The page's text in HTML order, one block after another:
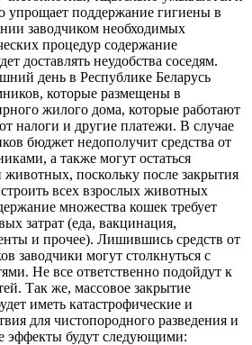
упрощает поддержание гигиены в
заводчиком необходимых
процедур содержание
доставлять неудобства соседям.
день в Республике Беларусь
которые размещены в
жилого дома, которые работают
налоги и другие платежи. В случае
бюджет недополучит средства от
а также могут остаться
поскольку после закрытия
всех взрослых животных
множества кошек требует
затрат (еда, вакцинация,
и прочее). Лишившись средств от
заводчики могут столкнуться с
Не все ответственно подойдут к
Так же, массовое закрытие
иметь катастрофические и
для чистопородного разведения и
эффекты будут следующими: